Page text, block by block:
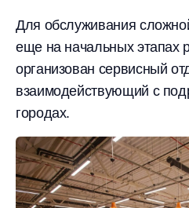
Для обслуживания
еще на начальных этапах
организован сервисный
взаимодействующий с
городах.